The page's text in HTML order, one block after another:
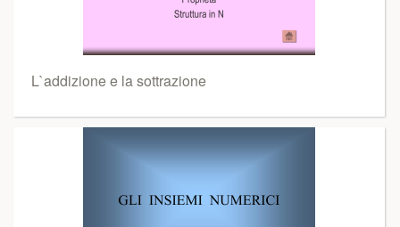
L`addizione e la sottrazione